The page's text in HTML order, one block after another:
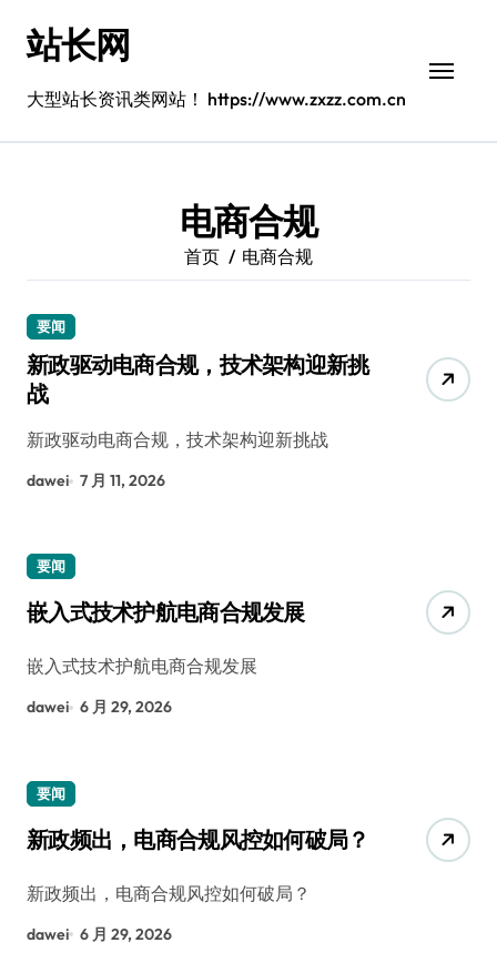
站长网
大型站长资讯类网站！ https://www.zxzz.com.cn
电商合规
首页 电商合规
要闻
新政驱动电商合规，技术架构迎新挑
战
新政驱动电商合规，技术架构迎新挑战
dawei 7 月 11, 2026
要闻
嵌入式技术护航电商合规发展
嵌入式技术护航电商合规发展
dawei 6 月 29, 2026
要闻
新政频出，电商合规风控如何破局？
新政频出，电商合规风控如何破局？
dawei 6 月 29, 2026